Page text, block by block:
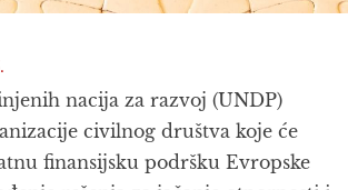
nacija za razvoj (UNDP)
civilnog društva koje će
finansijsku podršku Evropske